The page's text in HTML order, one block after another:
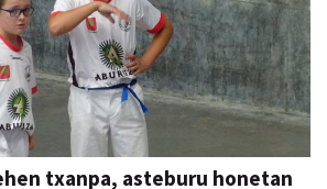
txanpa, asteburu honetan